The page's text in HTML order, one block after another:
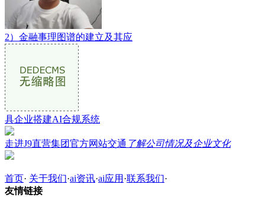
2）金融事理图谱的建立及其应
具企业搭建AI合规系统
走进J9直营集团官方网站交通 了解公司情况及企业文化
首页· 关于我们·ai资讯·ai应用 ·联系我们·
友情链接